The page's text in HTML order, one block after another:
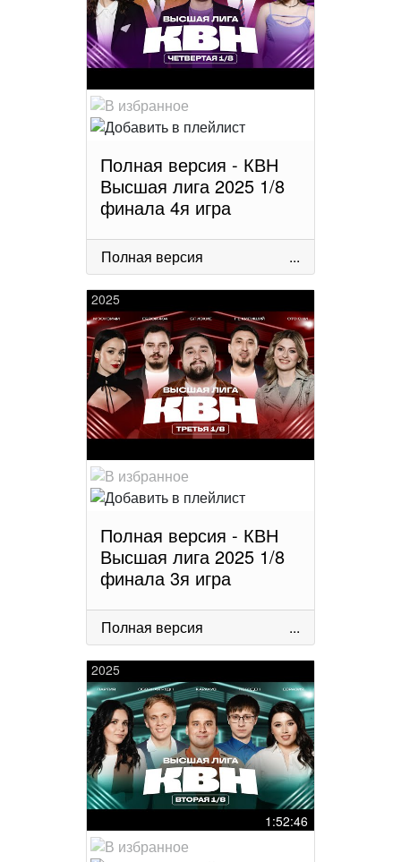
Полная версия - КВН
Высшая лига 2025 1/8
финала 4я игра
Полная версия ...
2025
Полная версия - КВН
Высшая лига 2025 1/8
финала 3я игра
Полная версия ...
2025
1:52:46